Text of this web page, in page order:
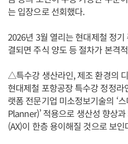
는 입장으로 선회했다.
2026년 3월 열리는 현대제철 정
결되면 주식 양도 등 절차가 본격
△특수강 생산라인, 제조 환경의
현대제철 포항공장 특수강 정정
랫폼 전문기업 미소정보기술의 ‘
Planner)’ 적용으로 생산성 향상
(AX)이 한층 용이해질 것으로 보인